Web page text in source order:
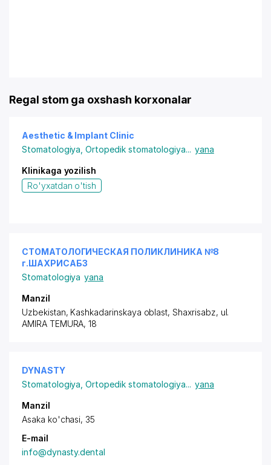
Regal stom ga oxshash korxonalar
Aesthetic & Implant Clinic
Stomatologiya ,Ortopedik stomatologiya... yana
Klinikaga yozilish
Ro'yxatdan o'tish
СТОМАТОЛОГИЧЕСКАЯ ПОЛИКЛИНИКА №8
г.ШАХРИСАБЗ
Stomatologiya yana
Manzil
Uzbekistan, Kashkadarinskaya oblast, Shaxrisabz, ul.
AMIRA TEMURA, 18
DYNASTY
Stomatologiya ,Ortopedik stomatologiya... yana
Manzil
Asaka ko'chasi, 35
E-mail
info@dynasty.dental